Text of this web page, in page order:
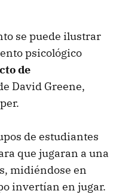
se puede ilustrar
psicológico
de
David Greene,
de estudiantes
que jugaran a una
midiéndose en
invertían en jugar.